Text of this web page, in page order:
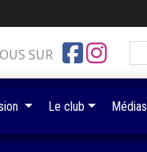
SUR
Le club Médias